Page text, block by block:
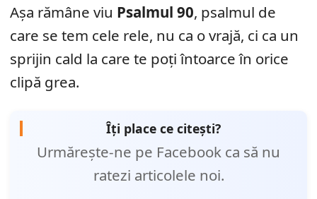
Așa rămâne viu Psalmul 90, psalmul de
care se tem cele rele, nu ca o vrajă, ci ca un
sprijin cald la care te poți întoarce în orice
clipă grea.
Îți place ce citești?
Urmărește-ne pe Facebook ca să nu
ratezi articolele noi.